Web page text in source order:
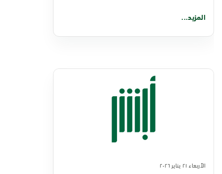
المزيد...
الأربعاء ٢١ يناير ٢٠٢٦